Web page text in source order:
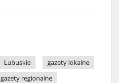
Lubuskie
gazety lokalne
gazety regionalne